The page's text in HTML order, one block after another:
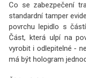
Co se zabezpečení
standardní tamper
povrchu lepidlo s
Část, která ulpí na
vyrobit i odlepitelné -
má být hologram